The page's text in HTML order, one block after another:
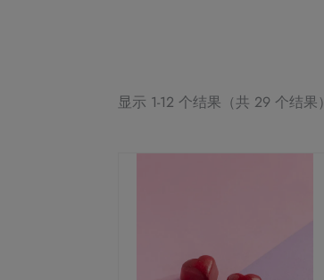
显示 1-12 个结果（共 29 个结果）